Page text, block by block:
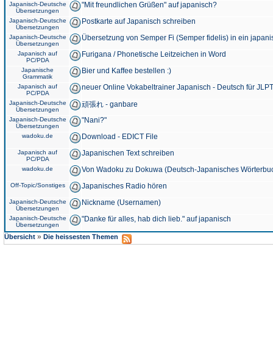
Japanisch-Deutsche
Übersetzungen
"Mit freundlichen Grüßen" auf japanisch?
Japanisch-Deutsche
Übersetzungen
Postkarte auf Japanisch schreiben
Japanisch-Deutsche
Übersetzungen
Übersetzung von Semper Fi (Semper fidelis) in ein
Japanisch auf
PC/PDA
Furigana / Phonetische Leitzeichen in Word
Japanische
Grammatik
Bier und Kaffee bestellen :)
Japanisch auf
PC/PDA
neuer Online Vokabeltrainer Japanisch - Deutsch für
Japanisch-Deutsche
Übersetzungen
頑張れ - ganbare
Japanisch-Deutsche
Übersetzungen
"Nani?"
wadoku.de Download - EDICT File
Japanisch auf
PC/PDA
Japanischen Text schreiben
wadoku.de Von Wadoku zu Dokuwa (Deutsch-Japanisches
Off-Topic/Sonstiges Japanisches Radio hören
Japanisch-Deutsche
Übersetzungen
Nickname (Usernamen)
Japanisch-Deutsche
Übersetzungen
"Danke für alles, hab dich lieb." auf japanisch
Übersicht » Die heissesten Themen